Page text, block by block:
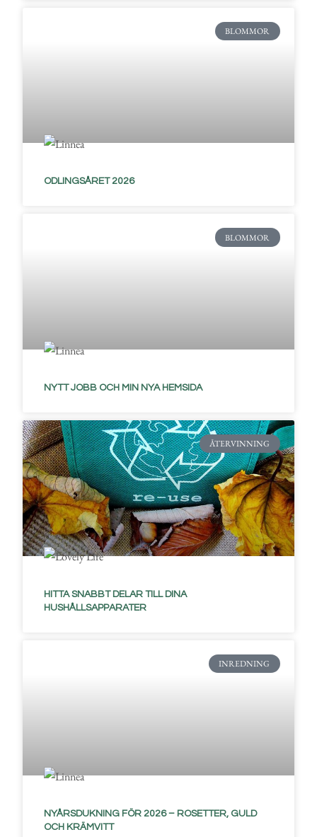
BLOMMOR
ODLINGSÅRET 2026
BLOMMOR
NYTT JOBB OCH MIN NYA HEMSIDA
ÅTERVINNING
HITTA SNABBT DELAR TILL DINA
HUSHÅLLSAPPARATER
INREDNING
NYÅRSDUKNING FÖR 2026 – ROSETTER, GULD
OCH KRÄMVITT